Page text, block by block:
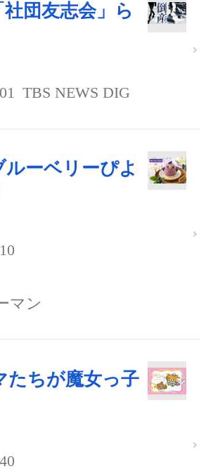
社団友志会」ら
TBS NEWS DIG
ーベリーぴよ
マン
たちが魔女っ子